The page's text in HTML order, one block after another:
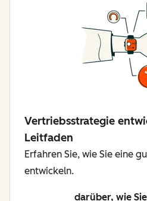
Vertriebsstrategie
Leitfaden
Erfahren Sie, wie Sie eine
entwickeln.
darüber, wie